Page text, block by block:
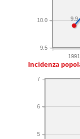
1991
9.5
10.0 9.9
Incidenza
5
6
7